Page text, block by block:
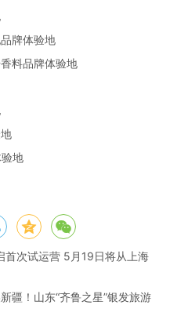
牌体验地
料品牌体验地
地
首次试运营 5月19日将从上海
疆！山东“齐鲁之星”银发旅游